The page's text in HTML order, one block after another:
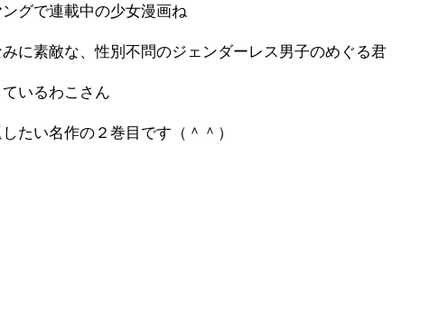
グで連載中の少女漫画ね
に素敵な、性別不問のジェンダーレス男子のめぐる君
いるわこさん
たい名作の２巻目です（＾＾）